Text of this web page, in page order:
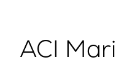
ACI